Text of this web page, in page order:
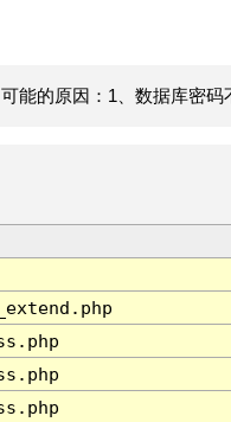
能的原因：1、数据库密码